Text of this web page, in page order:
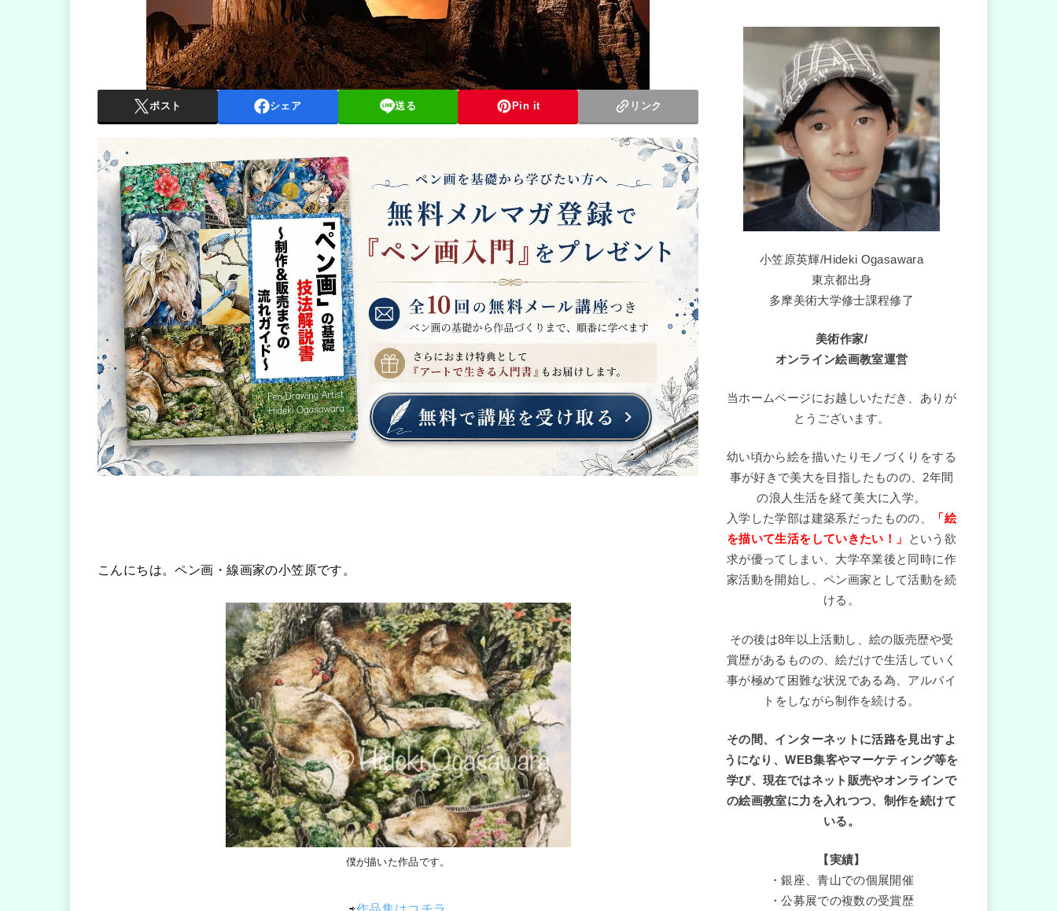
ポスト シェア 送る Pin it リンク
こんにちは。ペン画・線画家の小笠原です。
僕が描いた作品です。
小笠原英輝/Hideki Ogasawara
東京都出身
多摩美術大学修士課程修了
美術作家/
オンライン絵画教室運営
当ホームページにお越しいただき、ありが
とうございます。
幼い頃から絵を描いたりモノづくりをする
事が好きで美大を目指したものの、2年間
の浪人生活を経て美大に入学。
入学した学部は建築系だったものの、
「絵
を描いて生活をしていきたい！」
という欲
求が優ってしまい、大学卒業後と同時に作
家活動を開始し、ペン画家として活動を続
ける。
その後は8年以上活動し、絵の販売歴や受
賞歴があるものの、絵だけで生活していく
事が極めて困難な状況である為、アルバイ
トをしながら制作を続ける。
その間、インターネットに活路を見出すよ
うになり、WEB集客やマーケティング等を
学び、現在ではネット販売やオンラインで
の絵画教室に力を入れつつ、制作を続けて
いる。
【実績】
・銀座、青山での個展開催
・公募展での複数の受賞歴